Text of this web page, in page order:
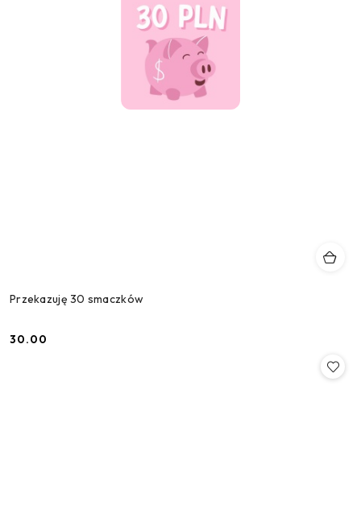
Przekazuję 30 smaczków
Cena:
30.00